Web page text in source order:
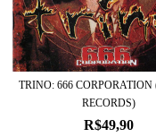
TRINO: 666 CORPORATION
RECORDS)
R$49,90